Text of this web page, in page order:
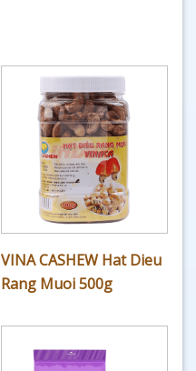
VINA CASHEW Hat Dieu
Rang Muoi 500g